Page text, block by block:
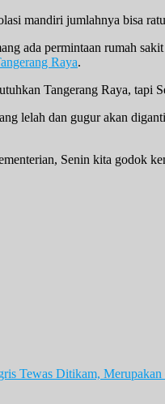
mandiri jumlahnya bisa
ada permintaan rumah
Raya.
Tangerang Raya, tapi
lelah dan gugur akan
Senin kita godok